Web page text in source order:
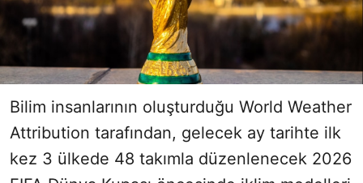
Bilim insanlarının oluşturduğu World Weather
Attribution tarafından, gelecek ay tarihte ilk
kez 3 ülkede 48 takımla düzenlenecek 2026